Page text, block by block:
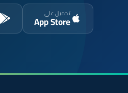
تحميل على
App Store